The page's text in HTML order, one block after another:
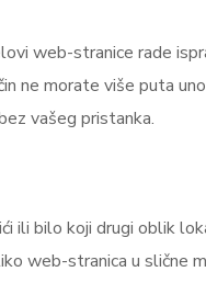
web-stranice rade
ne morate više puta
vašeg pristanka.
ili bilo koji drugi oblik
web-stranica u slične